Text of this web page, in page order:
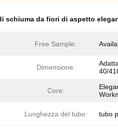
schiuma da fiori di aspetto
Free Sample:
Dimensione:
40/
Core:
Lunghezza del tubo: tubo